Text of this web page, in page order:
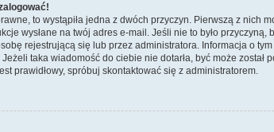
to wystąpiła jedna z dwóch przyczyn. Pierwszą z nich
wysłane na twój adres e-mail. Jeśli nie to było
rejestrującą się lub przez administratora. Informacja o
taka wiadomość do ciebie nie dotarła, być może został
prawidłowy, spróbuj skontaktować się z administratorem.